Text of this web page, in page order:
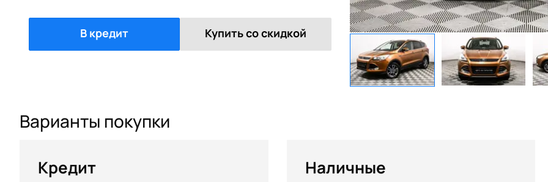
В кредит Купить со скидкой
Варианты покупки
Кредит Наличные